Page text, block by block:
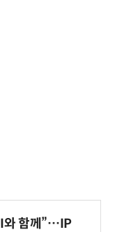
와 함께”…IP